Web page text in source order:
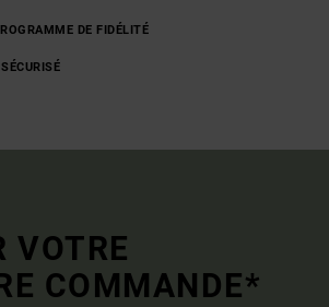
DE FIDÉLITÉ
VOTRE
COMMANDE*